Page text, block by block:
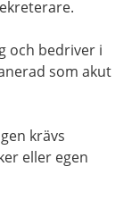
och bedriver i
som akut
krävs
eller egen